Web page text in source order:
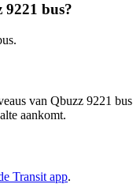
9221 bus?
van Qbuzz 9221 bus
aankomt.
Transit app.